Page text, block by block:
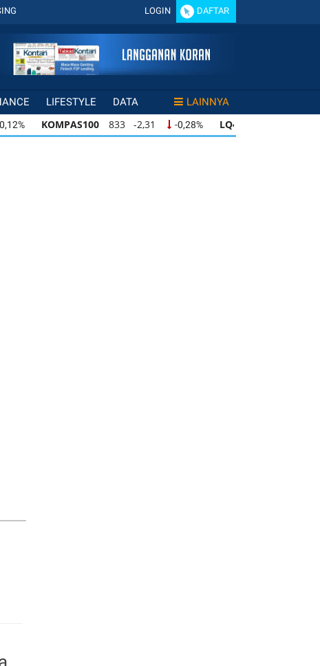
LOGIN DAFTAR
LIFESTYLE DATA LAINNYA
833 -2,31 -0,28% LQ45 631 -3,13
833 -2,31 -0,28% LQ45 631 -3,13